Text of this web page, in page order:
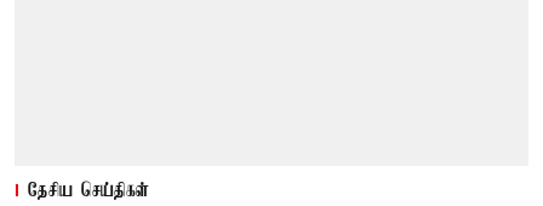
தேசிய செய்திகள்